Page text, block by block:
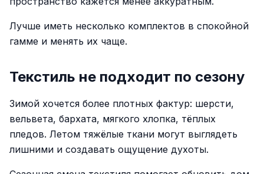
Лучше иметь несколько комплектов в спокойной
гамме и менять их чаще.
Текстиль не подходит по сезону
Зимой хочется более плотных фактур: шерсти,
вельвета, бархата, мягкого хлопка, тёплых
пледов. Летом тяжёлые ткани могут выглядеть
лишними и создавать ощущение духоты.